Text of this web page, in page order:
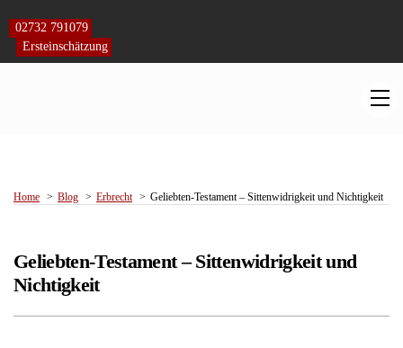
content
02732 791079
Ersteinschätzung
Home Blog Erbrecht Geliebten-Testament – Sittenwidrigkeit und Nichtigkeit
Geliebten-Testament – Sittenwidrigkeit und
Nichtigkeit